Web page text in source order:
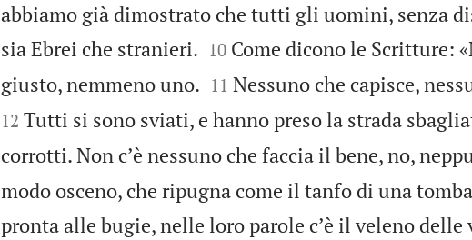
abbiamo già dimostrato che tutti gli uomini, senza
sia Ebrei che stranieri.
10 Come dicono le Scritture:
giusto, nemmeno uno.
11 Nessuno che capisce,
12 Tutti si sono sviati, e hanno preso la strada
corrotti. Non cʼè nessuno che faccia il bene, no,
modo osceno, che ripugna come il tanfo di una
pronta alle bugie, nelle loro parole cʼè il veleno delle